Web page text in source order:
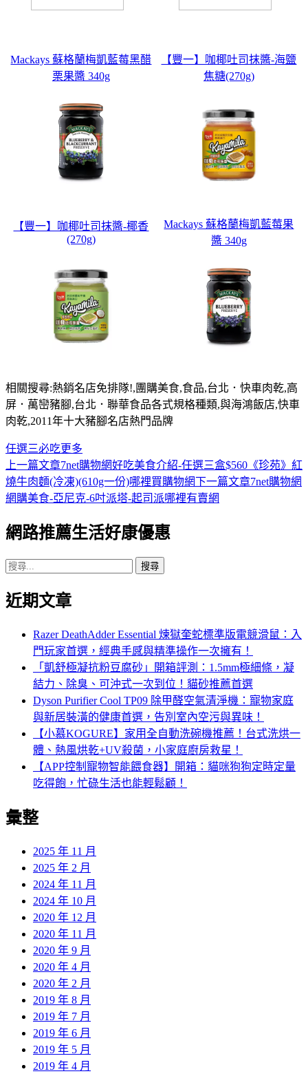
Mackays 蘇格蘭梅凱藍莓黑醋
栗果醬 340g
【豐一】咖椰吐司抹醬-海鹽
焦糖(270g)
【豐一】咖椰吐司抹醬-椰香
(270g)
Mackays 蘇格蘭梅凱藍莓果
醬 340g
相關搜尋:熱銷名店免排隊!,團購美食,食品,台北．快車肉乾,高
屏．萬巒豬腳,台北．聯華食品各式規格種類,與海鴻飯店,快車
肉乾,2011年十大豬腳名店熱門品牌
任選三必吃更多
文
章
覽
上一篇文章7net購物網好吃美食介紹-任選三盒$560《珍苑》紅
燒牛肉麵(冷凍)(610g一份)哪裡買購物網下一篇文章7net購物網
網購美食-亞尼克-6吋派塔-起司派哪裡有賣網
網路推薦生活好康優惠
搜
關
近期文章
Razer DeathAdder Essential 煉獄奎蛇標準版電競滑鼠：入
門玩家首選，經典手感與精準操作一次擁有！
「凱舒極凝抗粉豆腐砂」開箱評測：1.5mm極細條，凝
結力、除臭、可沖式一次到位！貓砂推薦首選
Dyson Purifier Cool TP09 除甲醛空氣清淨機：寵物家庭
與新居裝潢的健康首選，告別室內空污與異味！
【小慕KOGURE】家用全自動洗碗機推薦！台式洗烘一
體、熱風烘乾+UV殺菌，小家庭廚房救星！
【APP控制寵物智能餵食器】開箱：貓咪狗狗定時定量
吃得飽，忙碌生活也能輕鬆顧！
彙整
2025 年 11 月
2025 年 2 月
2024 年 11 月
2024 年 10 月
2020 年 12 月
2020 年 11 月
2020 年 9 月
2020 年 4 月
2020 年 2 月
2019 年 8 月
2019 年 7 月
2019 年 6 月
2019 年 5 月
2019 年 4 月